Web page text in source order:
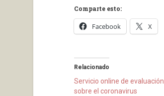
Comparte esto:
Facebook X
Relacionado
Servicio online de evaluación
sobre el coronavirus